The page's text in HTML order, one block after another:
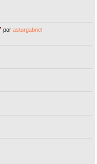
porasturgabriel